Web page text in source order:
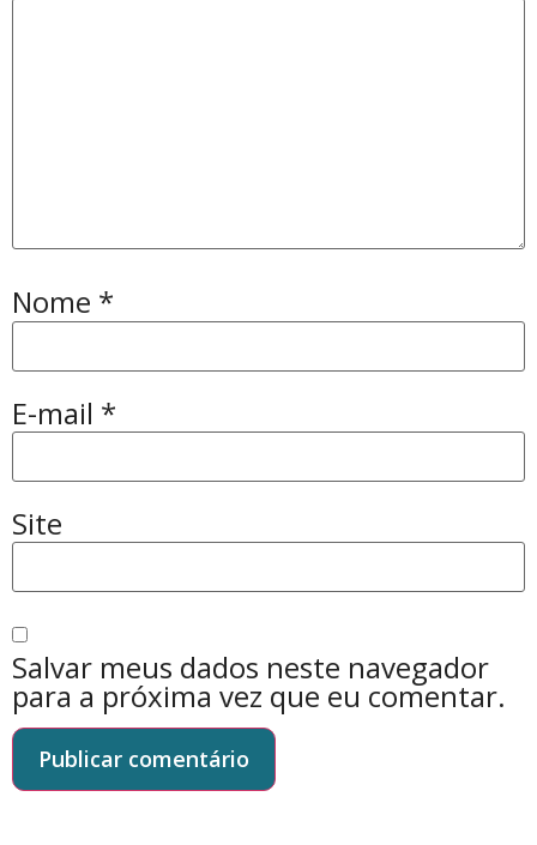
Nome *
E-mail *
Site
Salvar meus dados neste navegador
para a próxima vez que eu comentar.